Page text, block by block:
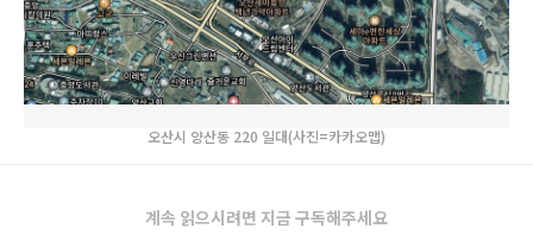
오산시 양산동 220 일대(사진=카카오맵)
계속 읽으시려면 지금 구독해주세요